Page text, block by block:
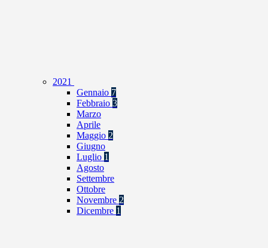
2021
Gennaio 7
Febbraio 3
Marzo
Aprile
Maggio 2
Giugno
Luglio 1
Agosto
Settembre
Ottobre
Novembre 2
Dicembre 1